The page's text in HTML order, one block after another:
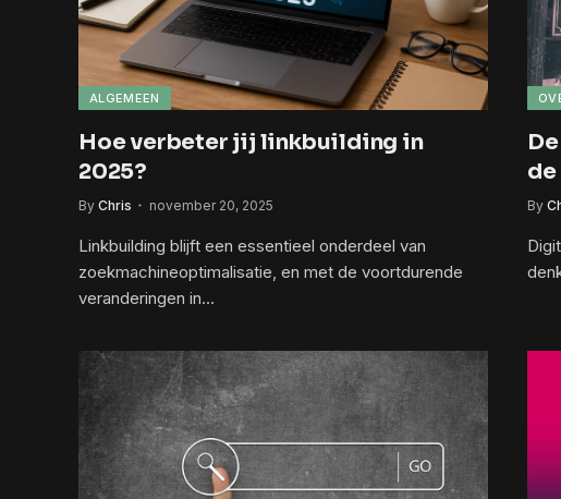
ALGEMEEN
Hoe verbeter jij linkbuilding in
2025?
By Chris november 20, 2025
Linkbuilding blijft een essentieel onderdeel van
zoekmachineoptimalisatie, en met de voortdurende
veranderingen in…
By